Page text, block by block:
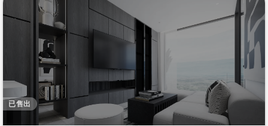
已售出